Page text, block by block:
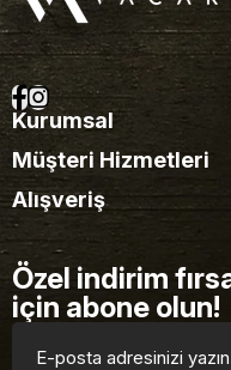
Kurumsal
Müşteri Hizmetleri
Alışveriş
Özel indirim
için abone olun!